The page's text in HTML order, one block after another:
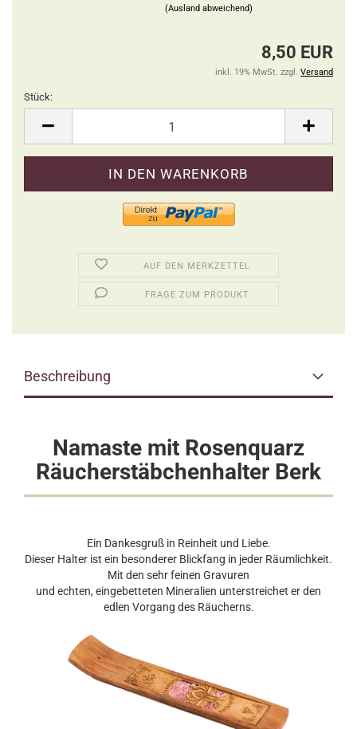
(Ausland abweichend)
8,50 EUR
inkl. 19% MwSt. zzgl. Versand
Stück:
AUF DEN MERKZETTEL
FRAGE ZUM PRODUKT
Beschreibung
Namaste mit Rosenquarz
Räucherstäbchenhalter Berk
Ein Dankesgruß in Reinheit und Liebe.
Dieser Halter ist ein besonderer Blickfang in jeder Räumlichkeit.
Mit den sehr feinen Gravuren
und echten, eingebetteten Mineralien unterstreichet er den
edlen Vorgang des Räucherns.